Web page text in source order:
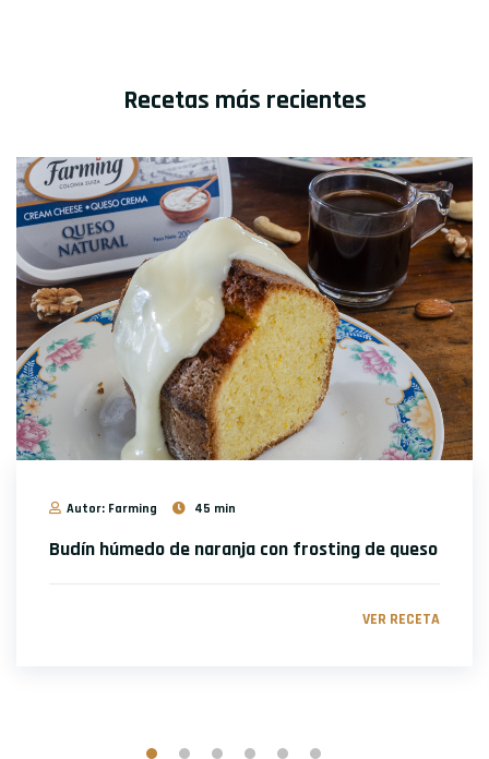
Recetas más recientes
Autor: Farming 45 min
Budín húmedo de naranja con frosting de queso
VER RECETA